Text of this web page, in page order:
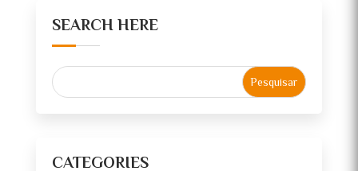
SEARCH HERE
CATEGORIES